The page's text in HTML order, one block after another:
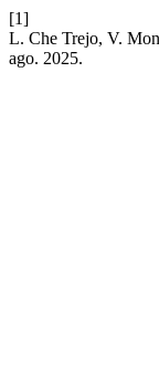
[1]
L. Che Trejo, V.
ago. 2025.